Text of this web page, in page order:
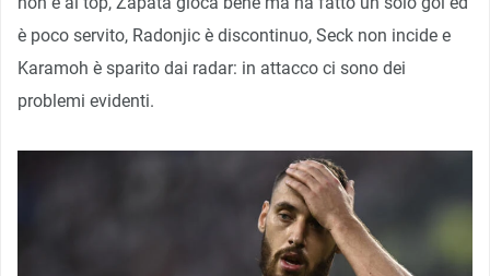
è poco servito, Radonjic è discontinuo, Seck non incide e
Karamoh è sparito dai radar: in attacco ci sono dei
problemi evidenti.